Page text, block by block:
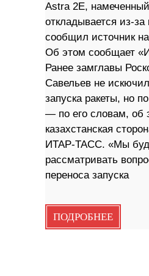
Astra 2E,
откладывается из-за
сообщил источник
Об этом сообщает
Ранее замглавы
Савельев не
запуска ракеты, но
— по его словам, об
казахстанская
ИТАР-ТАСС. «Мы
рассматривать
переноса запуска
ПОДРОБНЕЕ